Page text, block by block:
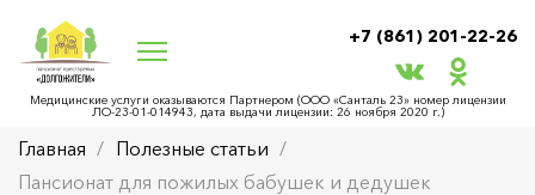
+7 (861) 201-22-26
Медицинские услуги оказываются Партнером (ООО «Санталь 23» номер лицензии
ЛО‑23-01-014943, дата выдачи лицензии: 26 ноября 2020 г.)
Главная
Полезные статьи
Пансионат для пожилых бабушек и дедушек